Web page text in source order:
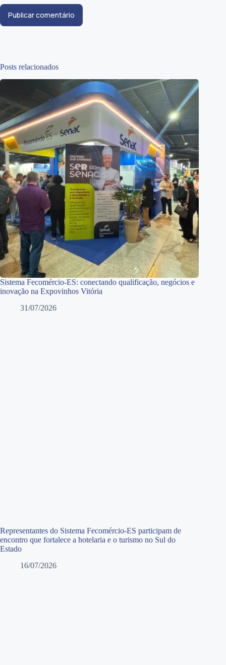
Publicar comentário
Posts relacionados
Sistema Fecomércio-ES: conectando qualificação, negócios e
inovação na Expovinhos Vitória
31/07/2026
Representantes do Sistema Fecomércio-ES participam de
encontro que fortalece a hotelaria e o turismo no Sul do
Estado
16/07/2026